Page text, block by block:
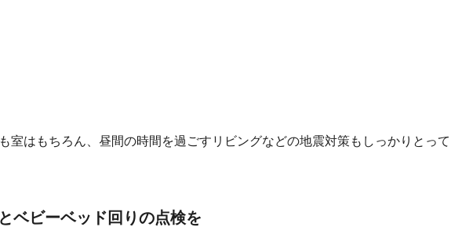
室はもちろん、昼間の時間を過ごすリビングなどの地震対策もしっかりとって
ベビーベッド回りの点検を